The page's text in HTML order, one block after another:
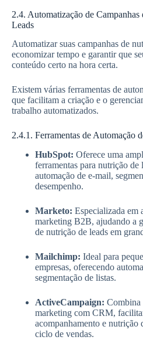
2.4. Automatização de
Leads
Automatizar suas campanhas de
economizar tempo e garantir que
conteúdo certo na hora certa.
Existem várias ferramentas de
que facilitam a criação e o
trabalho automatizados.
2.4.1. Ferramentas de Automação
HubSpot: Oferece uma
ferramentas para nutrição
automação de e-mail,
desempenho.
Marketo: Especializada em
marketing B2B, ajudando a
de nutrição de leads em
Mailchimp: Ideal para
empresas, oferecendo
segmentação de listas.
ActiveCampaign: Combina
marketing com CRM,
acompanhamento e nutrição
ciclo de vendas.